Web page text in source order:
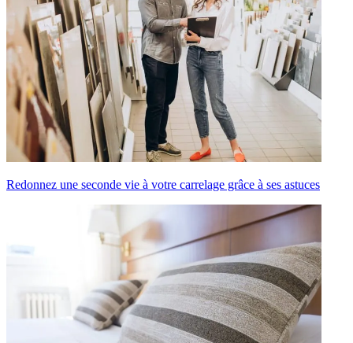
Redonnez une seconde vie à votre carrelage grâce à ses astuces